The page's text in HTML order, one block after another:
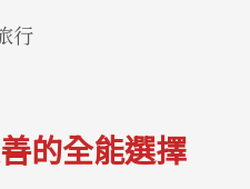
行
的全能選擇